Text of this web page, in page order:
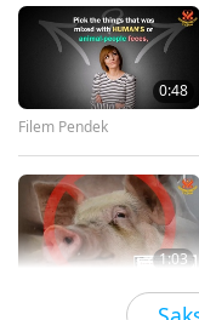
0:48
Filem Pendek
1:03